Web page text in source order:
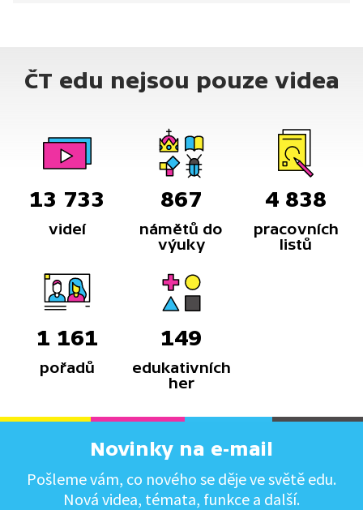
během 30. let prováděl masové politické čistky.
Politické represe však probíhaly i na regionální úrovni
ČT edu nejsou pouze videa
13 733
videí
867
námětů do
výuky
4 838
pracovních
listů
1 161
pořadů
149
edukativních
her
Novinky na e-mail
Pošleme vám, co nového se děje ve světě edu.
Nová videa, témata, funkce a další.